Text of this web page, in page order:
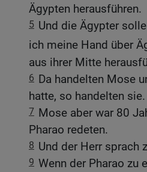
Ägypten herausführen.
5 Und die Ägypter
ich meine Hand über
aus ihrer Mitte
6 Da handelten Mose
hatte, so handelten sie.
7 Mose aber war 80
Pharao redeten.
8 Und der Herr sprach
9 Wenn der Pharao zu